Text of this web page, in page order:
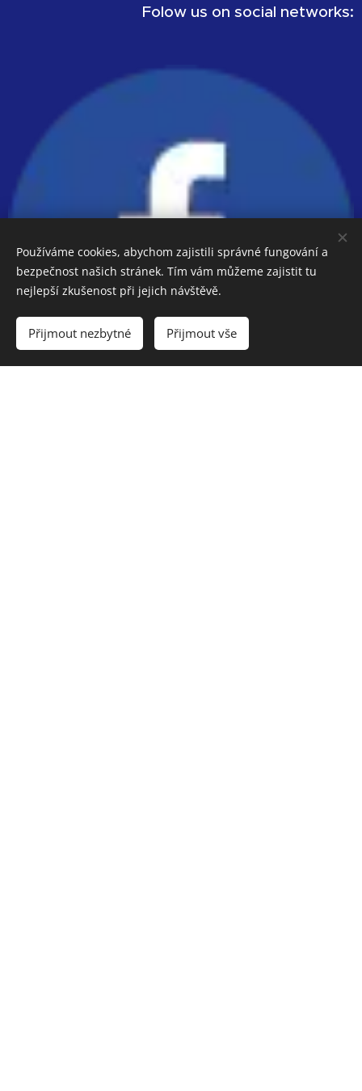
Folow us on social networks:
Používáme cookies, abychom zajistili správné fungování a
bezpečnost našich stránek. Tím vám můžeme zajistit tu
nejlepší zkušenost při jejich návštěvě.
Přijmout nezbytné Přijmout vše